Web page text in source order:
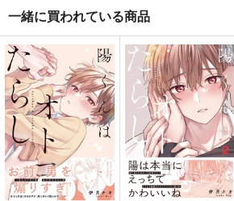
赤城さんの鎮守府食べ
ある紀行総集編3
なぐもカレー部
2,672円（税込）
赤城
サンプル
作品詳細
超！舞台挨拶劇場レポ
本。
さくら研究室
550円（税込）
酒寄彩葉
サンプル
作品詳細
一緒に買われている商品